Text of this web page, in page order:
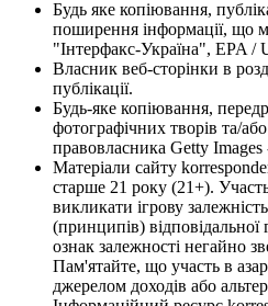
Будь яке копіювання,
поширення інформації, що
"Інтерфакс-Україна", EPA /
Власник веб-сторінки в
публікації.
Будь-яке копіювання,
фотографічних творів та/або
правовласника Getty Images
Матеріали сайту
старше 21 року (21+).
викликати ігрову
(принципів)
ознак залежності негайно
Пам'ятайте, що участь в
джерелом доходів або